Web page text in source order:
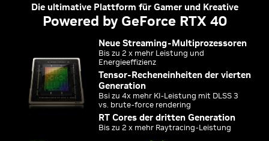
Die ultimative Plattform für Gamer und Kreative
Powered by GeForce RTX 40
Neue Streaming-Multiprozessoren
Bis zu 2 x mehr Leistung und
Energieeffizienz
Tensor-Recheneinheiten der vierten
Generation
Bsi zu 4x mehr KI-Leistung mit DLSS 3
vs. brute-force rendering
RT Cores der dritten Generation
Bis zu 2 x mehr Raytracing-Leistung